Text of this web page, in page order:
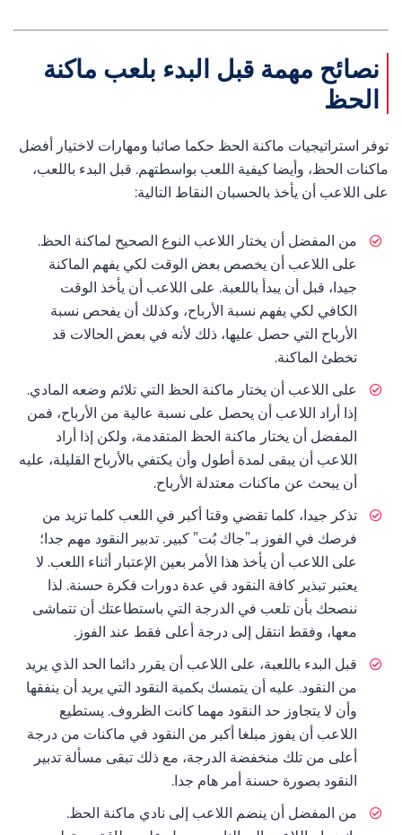
نصائح مهمة قبل البدء بلعب ماكنة
الحظ
توفر استراتيجيات ماكنة الحظ حكما صائبا ومهارات لاختيار أفضل
ماكنات الحظ، وأيضا كيفية اللعب بواسطتهم. قبل البدء باللعب،
على اللاعب أن يأخذ بالحسبان النقاط التالية:
من المفضل أن يختار اللاعب النوع الصحيح لماكنة الحظ.
على اللاعب أن يخصص بعض الوقت لكي يفهم الماكنة
جيدا، قبل أن يبدأ باللعبة. على اللاعب أن يأخذ الوقت
الكافي لكي يفهم نسبة الأرباح، وكذلك أن يفحص نسبة
الأرباح التي حصل عليها، ذلك لأنه في بعض الحالات قد
تخطئ الماكنة.
على اللاعب أن يختار ماكنة الحظ التي تلائم وضعه المادي.
إذا أراد اللاعب أن يحصل على نسبة عالية من الأرباح، فمن
المفضل أن يختار ماكنة الحظ المتقدمة، ولكن إذا أراد
اللاعب أن يبقى لمدة أطول وأن يكتفي بالأرباح القليلة، عليه
أن يبحث عن ماكنات معتدلة الأرباح.
تذكر جيدا، كلما تقضي وقتا أكبر في اللعب كلما تزيد من
فرصك في الفوز بـ”جاك بُت” كبير. تدبير النقود مهم جدا؛
على اللاعب أن يأخذ هذا الأمر بعين الإعتبار أثناء اللعب. لا
يعتبر تبذير كافة النقود في عدة دورات فكرة حسنة. لذا
ننصحك بأن تلعب في الدرجة التي باستطاعتك أن تتماشى
معها، وفقط انتقل إلى درجة أعلى فقط عند الفوز.
قبل البدء باللعبة، على اللاعب أن يقرر دائما الحد الذي يريد
من النقود. عليه أن يتمسك بكمية النقود التي يريد أن ينفقها
وأن لا يتجاوز حد النقود مهما كانت الظروف. يستطيع
اللاعب أن يفوز مبلغا أكبر من النقود في ماكنات من درجة
أعلى من تلك منخفضة الدرجة، مع ذلك تبقى مسألة تدبير
النقود بصورة حسنة أمر هام جدا.
من المفضل أن ينضم اللاعب إلى نادي ماكنة الحظ.